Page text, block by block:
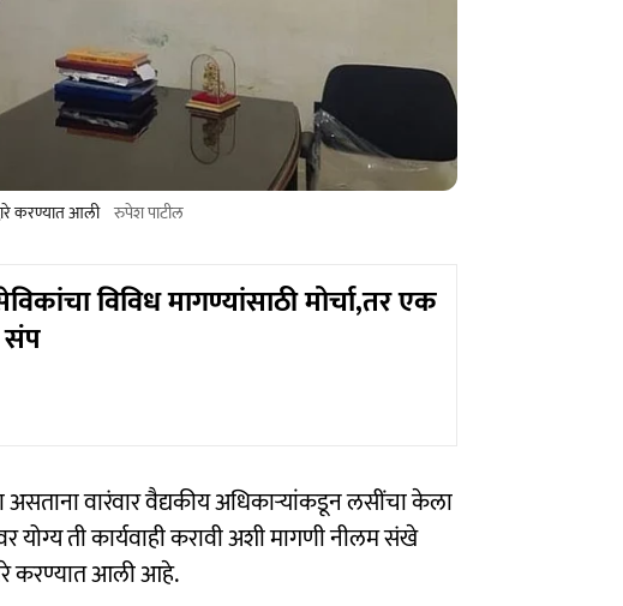
करण्यात आली रुपेश पाटील
विविध मागण्यांसाठी मोर्चा,तर एक
संप
वारंवार वैद्यकीय अधिकाऱ्यांकडून लसींचा केला
योग्य ती कार्यवाही करावी अशी मागणी नीलम संखे
करण्यात आली आहे.